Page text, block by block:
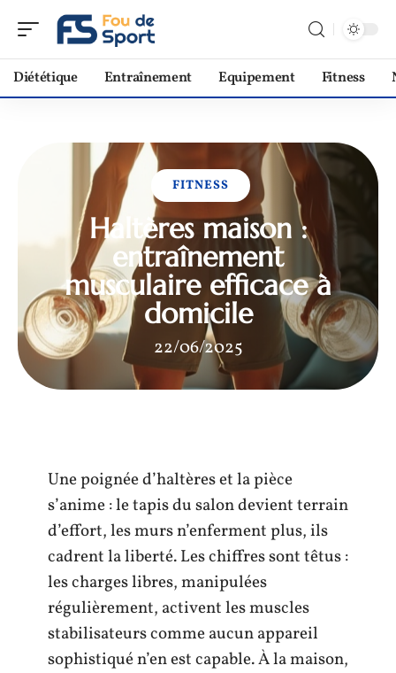
Diététique Entraînement Equipement Fitness
FITNESS
Haltères maison :
entraînement
musculaire efficace à
domicile
22/06/2025
Une poignée d’haltères et la pièce
s’anime : le tapis du salon devient terrain
d’effort, les murs n’enferment plus, ils
cadrent la liberté. Les chiffres sont têtus :
les charges libres, manipulées
régulièrement, activent les muscles
stabilisateurs comme aucun appareil
sophistiqué n’en est capable. À la maison,